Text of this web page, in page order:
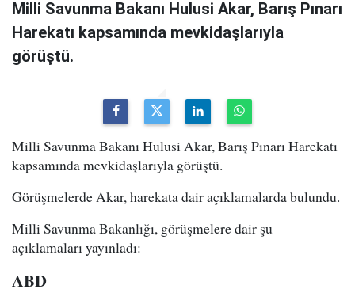
Milli Savunma Bakanı Hulusi Akar, Barış Pınarı
Harekatı kapsamında mevkidaşlarıyla
görüştü.
Milli Savunma Bakanı Hulusi Akar, Barış Pınarı Harekatı
kapsamında mevkidaşlarıyla görüştü.
Görüşmelerde Akar, harekata dair açıklamalarda bulundu.
Milli Savunma Bakanlığı, görüşmelere dair şu
açıklamaları yayınladı:
ABD